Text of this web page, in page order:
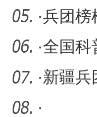
园
字班列
·兵团榜
不忘桑
邻
·全国科
活动启
举
·新疆兵
通安全
·